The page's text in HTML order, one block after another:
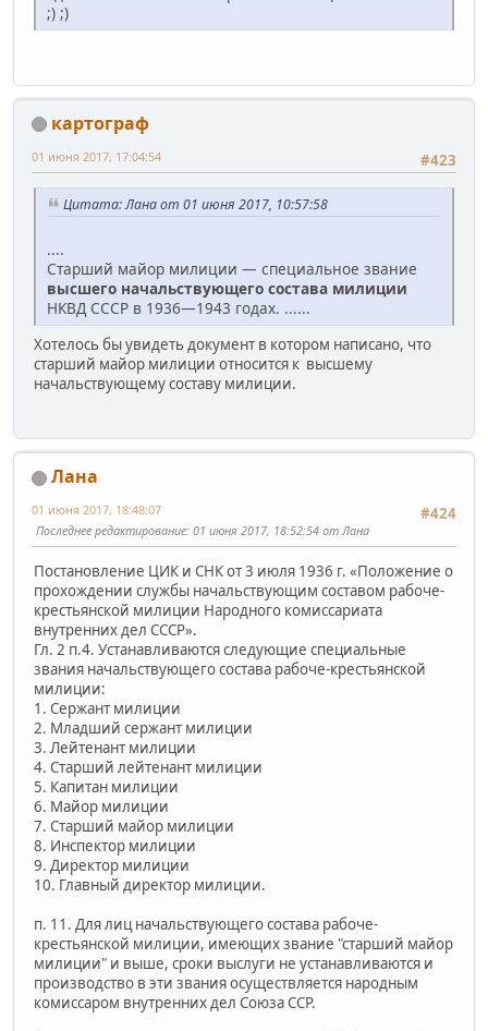
;) ;)
картограф
#423
01 июня 2017, 17:04:54
Цитата: Лана от 01 июня 2017, 10:57:58
....
Старший майор милиции — специальное звание
высшего начальствующего состава милиции
НКВД СССР в 1936—1943 годах. ......
Хотелось бы увидеть документ в котором написано, что
старший майор милиции относится к высшему
начальствующему составу милиции.
Лана
#424
01 июня 2017, 18:48:07
Последнее редактирование: 01 июня 2017, 18:52:54 от Лана
Постановление ЦИК и СНК от 3 июля 1936 г. «Положение о
прохождении службы начальствующим составом рабоче-
крестьянской милиции Народного комиссариата
внутренних дел СССР».
Гл. 2 п.4. Устанавливаются следующие специальные
звания начальствующего состава рабоче-крестьянской
милиции:
1. Сержант милиции
2. Младший сержант милиции
3. Лейтенант милиции
4. Старший лейтенант милиции
5. Капитан милиции
6. Майор милиции
7. Старший майор милиции
8. Инспектор милиции
9. Директор милиции
10. Главный директор милиции.
п. 11. Для лиц начальствующего состава рабоче-
крестьянской милиции, имеющих звание "старший майор
милиции" и выше, сроки выслуги не устанавливаются и
производство в эти звания осуществляется народным
комиссаром внутренних дел Союза ССР.